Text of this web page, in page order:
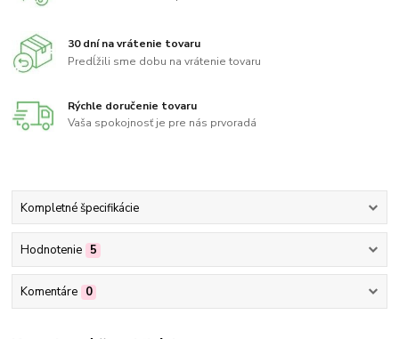
30 dní na vrátenie tovaru
Predĺžili sme dobu na vrátenie tovaru
Rýchle doručenie tovaru
Vaša spokojnosť je pre nás prvoradá
Kompletné špecifikácie
Hodnotenie 5
Komentáre 0